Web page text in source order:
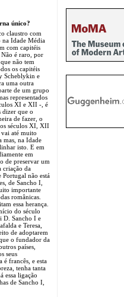
único?
claustro com
na Idade Média
com capitéis
é raro, por
não tem
os capitéis
Scheblykin e
uma outra
de um grupo
representados
XI e XII -, é
dizer que o
de fazer, o
séculos XI, XII
até muito
mas, na Idade
isto. E em
em
de preservar um
criação da
não está
de Sancho I,
importante
românicas.
essa herança.
do século
D. Sancho I e
e Teresa,
de adoptarem
o fundador da
países,
seus
francês, e esta
tenha tanta
essa ligação
de Sancho I,